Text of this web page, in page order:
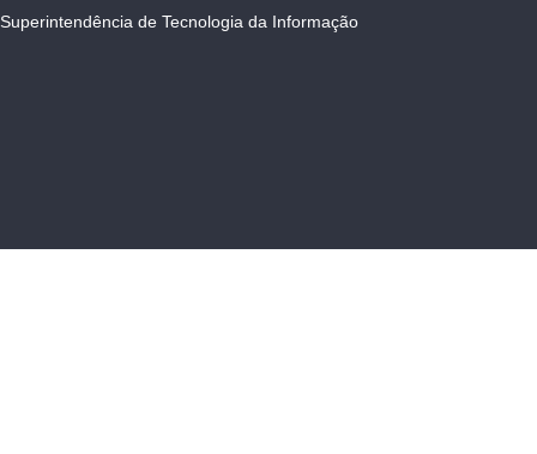
Superintendência de Tecnologia da Informação